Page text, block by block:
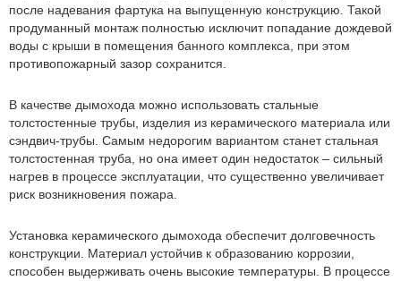
после надевания фартука на выпущенную конструкцию. Такой
продуманный монтаж полностью исключит попадание дождевой
воды с крыши в помещения банного комплекса, при этом
противопожарный зазор сохранится.
В качестве дымохода можно использовать стальные
толстостенные трубы, изделия из керамического материала или
сэндвич-трубы. Самым недорогим вариантом станет стальная
толстостенная труба, но она имеет один недостаток – сильный
нагрев в процессе эксплуатации, что существенно увеличивает
риск возникновения пожара.
Установка керамического дымохода обеспечит долговечность
конструкции. Материал устойчив к образованию коррозии,
способен выдерживать очень высокие температуры. В процессе